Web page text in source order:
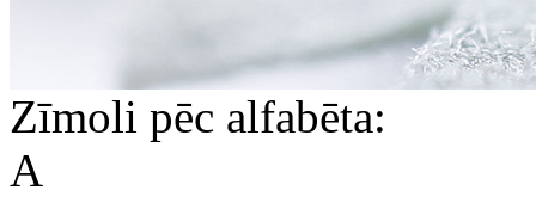
Zīmoli pēc alfabēta:
A